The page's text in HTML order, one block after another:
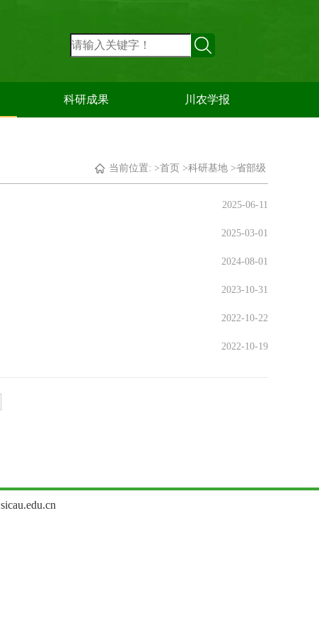
科研成果 川农学报
当前位置: >首页 >科研基地 >省部级
2025-06-11
2025-03-01
2024-08-01
2023-10-31
2022-10-22
2022-10-19